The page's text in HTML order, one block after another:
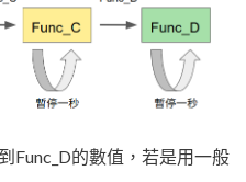
Func_D的數值，若是用一般